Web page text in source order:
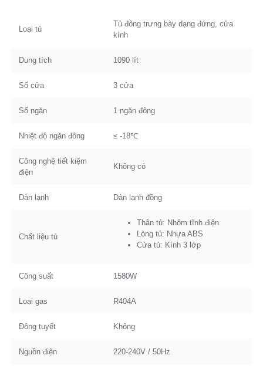
Loại tủ
Tủ đông trưng bày dạng đứng, cửa
kính
Dung tích 1090 lít
Số cửa 3 cửa
Số ngăn 1 ngăn đông
Nhiệt độ ngăn đông ≤ -18℃
Công nghệ tiết kiệm
điện
Không có
Dàn lạnh Dàn lạnh đồng
Chất liệu tủ
Thân tủ: Nhôm tĩnh điện
Lòng tủ: Nhựa ABS
Cửa tủ: Kính 3 lớp
Công suất 1580W
Loại gas R404A
Đông tuyết Không
Nguồn điện 220-240V / 50Hz